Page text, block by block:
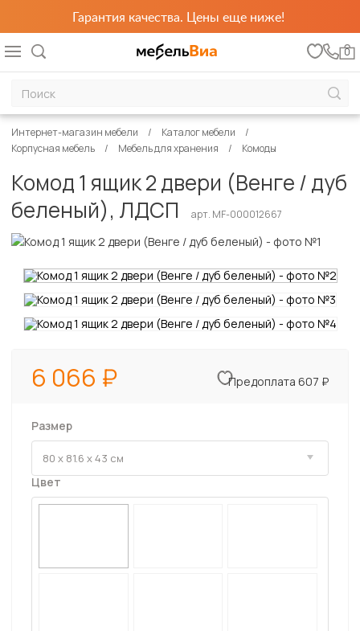
Гарантия качества. Цены еще ниже!
0
Интернет-магазин мебели
Каталог мебели
Корпусная мебель
Мебель для хранения Комоды
Комод 1 ящик 2 двери (Венге / дуб
беленый), ЛДСП
арт. MF-000012667
6 066 Предоплата 607 ₽
Размер
Цвет